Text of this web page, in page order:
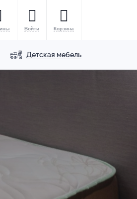
Войти Корзина
Детская мебель